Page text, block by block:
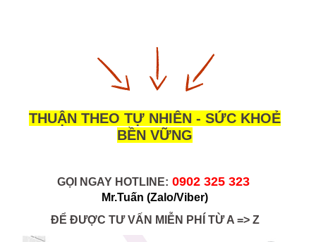
THUẬN THEO TỰ NHIÊN - SỨC KHOẺ
BỀN VỮNG
GỌI NGAY HOTLINE: 0902 325 323
Mr.Tuấn (Zalo/Viber)
ĐỂ ĐƯỢC TƯ VẤN MIỄN PHÍ TỪ A => Z